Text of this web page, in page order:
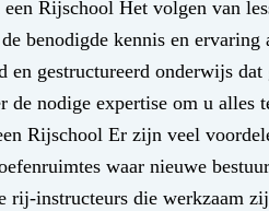
Rijschool Het volgen van
benodigde kennis en
gestructureerd onderwijs
nodige expertise om u alles
Rijschool Er zijn veel
waar nieuwe
rij-instructeurs die werkzaam